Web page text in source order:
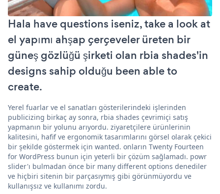
Hala have questions iseniz, take a look at
el yapımı ahşap çerçeveler üreten bir
güneş gözlüğü şirketi olan rbia shades'in
designs sahip olduğu been able to
create.
Yerel fuarlar ve el sanatları gösterilerindeki işlerinden
publicizing birkaç ay sonra, rbia shades çevrimiçi satış
yapmanın bir yolunu arıyordu. ziyaretçilere ürünlerinin
kalitesini, hafif ve ergonomik tasarımlarını görsel olarak çekici
bir şekilde göstermek için wanted. onların Twenty Fourteen
for WordPress bunun için yeterli bir çözüm sağlamadı. powr
slider'ı bulmadan önce bir many different options denediler
ve hiçbiri sitenin bir parçasıymış gibi görünmüyordu ve
kullanışsız ve kullanımı zordu.